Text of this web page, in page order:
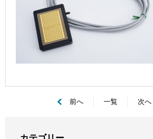
前へ 一覧 次へ